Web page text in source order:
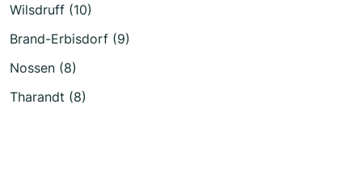
Wilsdruff (10)
Brand-Erbisdorf (9)
Nossen (8)
Tharandt (8)